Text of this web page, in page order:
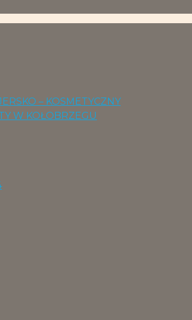
– KOSMETYCZNY
W KOŁOBRZEGU